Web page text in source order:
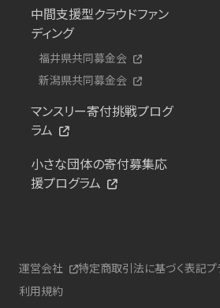
中間支援型クラウドファン
ディング
福井県共同募金会
新潟県共同募金会
マンスリー寄付挑戦プログ
ラム
小さな団体の寄付募集応
援プログラム
運営会社 特定商取引法に基づく表記プ
利用規約